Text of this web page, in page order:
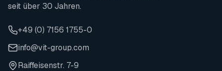
seit über 30 Jahren.
+49 (0) 7156 1755-0
info@vit-group.com
Raiffeisenstr. 7-9